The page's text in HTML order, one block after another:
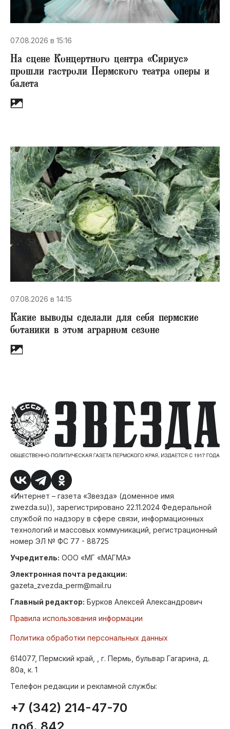
07.08.2026 в 15:16
На сцене Концертного центра «Сириус»
прошли гастроли Пермского театра оперы и
балета
07.08.2026 в 14:15
Какие выводы сделали для себя пермские
ботаники в этом аграрном сезоне
«Интернет – газета «Звезда» (доменное имя
zwezda.su)), зарегистрировано 22.11.2024 Федеральной
службой по надзору в сфере связи, информационных
технологий и массовых коммуникаций, регистрационный
номер ЭЛ № ФС 77 - 88725
Учредитель: ООО «МГ «МАГМА»
Электронная почта редакции:
gazeta_zvezda_perm@mail.ru
Главный редактор: Бурков Алексей Александрович
Правила использования информации
Политика обработки персональных данных
614077, Пермский край, , г. Пермь, бульвар Гагарина, д.
80а, к. 1
Телефон редакции и рекламной службы:
+7 (342) 214-47-70